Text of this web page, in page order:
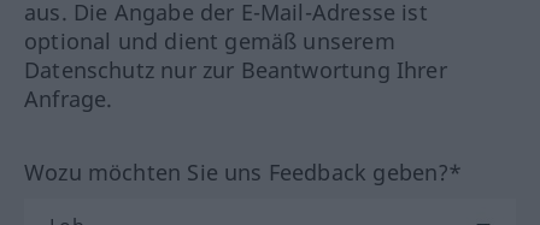
aus. Die Angabe der E-Mail-Adresse ist
optional und dient gemäß unserem
Datenschutz nur zur Beantwortung Ihrer
Anfrage.
Wozu möchten Sie uns Feedback geben?*